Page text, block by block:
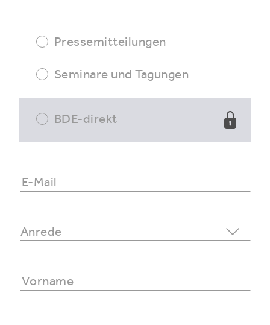
Pressemitteilungen
Seminare und Tagungen
BDE-direkt